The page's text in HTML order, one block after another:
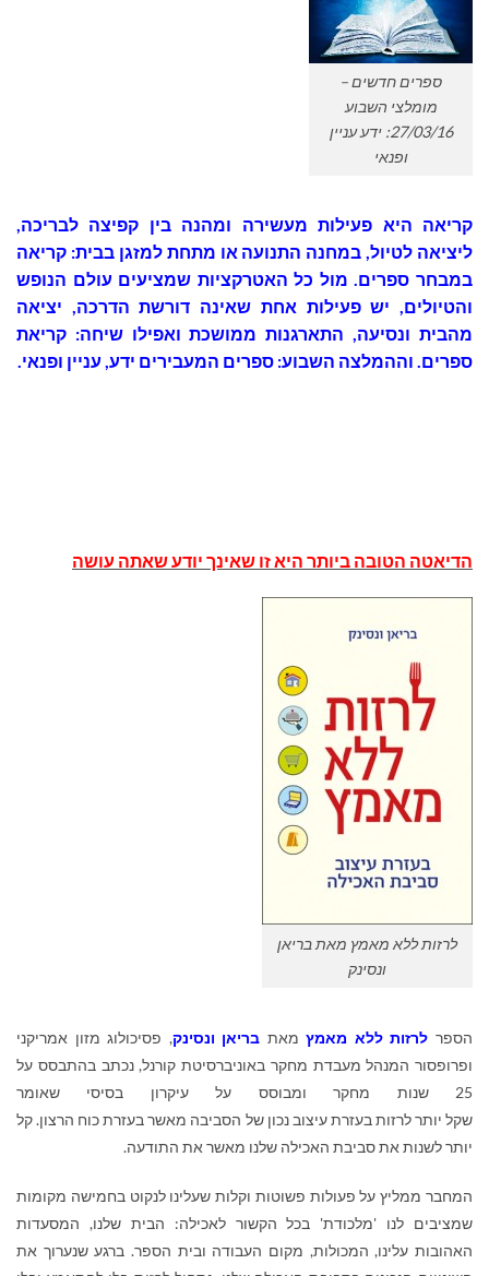
ספרים חדשים –
מומלצי השבוע
27/03/16: ידע עניין
ופנאי
קריאה היא פעילות מעשירה ומהנה בין קפיצה לבריכה,
ליציאה לטיול, במחנה התנועה או מתחת למזגן בבית: קריאה
במבחר ספרים. מול כל האטרקציות שמציעים עולם הנופש
והטיולים, יש פעילות אחת שאינה דורשת הדרכה, יציאה
מהבית ונסיעה, התארגנות ממושכת ואפילו שיחה: קריאת
ספרים. וההמלצה השבוע: ספרים המעבירים ידע, עניין ופנאי.
הדיאטה הטובה ביותר היאזו שאינך יודעשאתה עושה
לרזות ללא מאמץ מאת בריאן
ונסינק
הספר לרזות ללא מאמץמאת בריאן ונסינק, פסיכולוג מזון אמריקני
ופרופסור המנהל מעבדת מחקר באוניברסיטת קורנל, נכתב בהתבסס על
25 שנות מחקר ומבוסס על עיקרון בסיסי שאומר
שקל יותר לרזות בעזרת עיצוב נכון של הסביבה מאשר בעזרת כוח הרצון. קל
יותר לשנות את סביבת האכילה שלנו מאשר את התודעה.
המחבר ממליץ על פעולות פשוטות וקלות שעלינו לנקוט בחמישה מקומות
שמציבים לנו 'מלכודת' בכל הקשור לאכילה: הבית שלנו, המסעדות
האהובות עלינו, המכולות, מקום העבודה ובית הספר. ברגע שנערוך את